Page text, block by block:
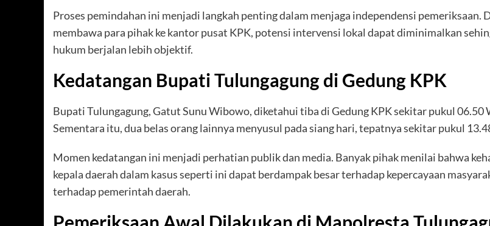
Proses pemindahan ini menjadi langkah penting dalam menjaga independensi pemeriksaan.
membawa para pihak ke kantor pusat KPK, potensi intervensi lokal dapat diminimalkan
hukum berjalan lebih objektif.
Kedatangan Bupati Tulungagung di Gedung KPK
Bupati Tulungagung, Gatut Sunu Wibowo, diketahui tiba di Gedung KPK sekitar pukul 06.50
Sementara itu, dua belas orang lainnya menyusul pada siang hari, tepatnya sekitar pukul
Momen kedatangan ini menjadi perhatian publik dan media. Banyak pihak menilai bahwa
kepala daerah dalam kasus seperti ini dapat berdampak besar terhadap kepercayaan
terhadap pemerintah daerah.